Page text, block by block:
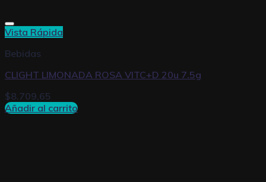
Vista Rápida
Bebidas
CLIGHT LIMONADA ROSA VITC+D 20u 7.5g
$8.709,65
Añadir al carrito